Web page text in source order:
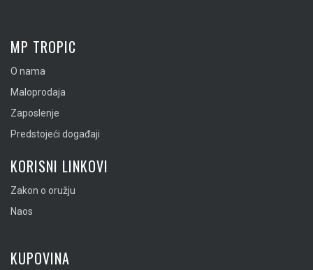
MP TROPIC
O nama
Maloprodaja
Zaposlenje
Predstojeći događaji
KORISNI LINKOVI
Zakon o oružju
Naos
KUPOVINA